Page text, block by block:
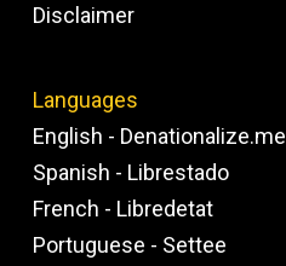
Disclaimer
Languages
English - Denationalize.me
Spanish - Librestado
French - Libredetat
Portuguese - Settee